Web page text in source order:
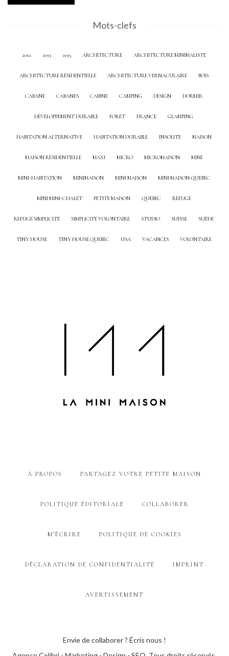
Mots-clefs
2012 2013 2015 ARCHITECTURE ARCHITECTURE MINIMALISTE
ARCHITECTURE RÉSIDENTIELLE ARCHITECTURE VERNACULAIRE BOIS
CABANE CABANES CABINE CAMPING DESIGN DORMIR
DÉVELOPPEMENT DURABLE FORÊT FRANCE GLAMPING
HABITATION ALTERNATIVE HABITATION DURABLE INSOLITE MAISON
MAISON RÉSIDENTIELLE MAXI MICRO MICROMAISON MINI
MINI-HABITATION MINIMAISON MINI MAISON MINI MAISON QUEBEC
MINI MINI-CHALET PETITE MAISON QUEBEC REFUGE
REFUGE SIMPLICITÉ SIMPLICITÉ VOLONTAIRE STUDIO SUISSE SUÈDE
TINY HOUSE TINY HOUSE QUEBEC USA VACANCES VOLONTAIRE
À PROPOS PARTAGEZ VOTRE PETITE MAISON
POLITIQUE ÉDITORIALE COLLABORER
M’ÉCRIRE POLITIQUE DE COOKIES
DÉCLARATION DE CONFIDENTIALITÉ IMPRINT
AVERTISSEMENT
Envie de collaborer ? Écris nous !